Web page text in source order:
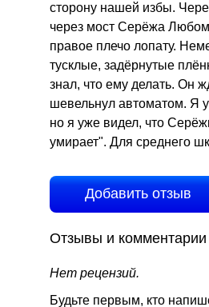
сторону нашей избы.
через мост Серёжа
правое плечо лопату.
тусклые, задёрнутые
знал, что ему делать. Он
шевельнул автоматом. Я
но я уже видел, что
умирает". Для среднего
Добавить отзыв
Отзывы и комментарии
Нет рецензий.
Будьте первым, кто